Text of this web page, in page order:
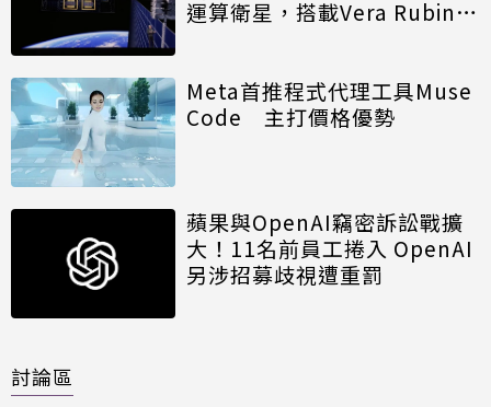
運算衛星，搭載Vera Rubin運
Meta首推程式代理工具Muse
Code 主打價格優勢
蘋果與OpenAI竊密訴訟戰擴
大！11名前員工捲入 OpenAI
另涉招募歧視遭重罰
討論區